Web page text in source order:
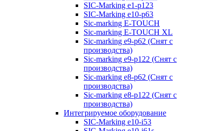
SIC-Marking e1-p123
SIC-Marking e10-p63
Sic-marking E-TOUCH
Sic-marking E-TOUCH XL
Sic-marking e9-p62 (Снят с
производства)
Sic-marking e9-p122 (Снят с
производства)
Sic-marking e8-p62 (Снят с
производства)
Sic-marking e8-p122 (Снят с
производства)
Интегрируемое оборудование
SIC-Marking e10-i53